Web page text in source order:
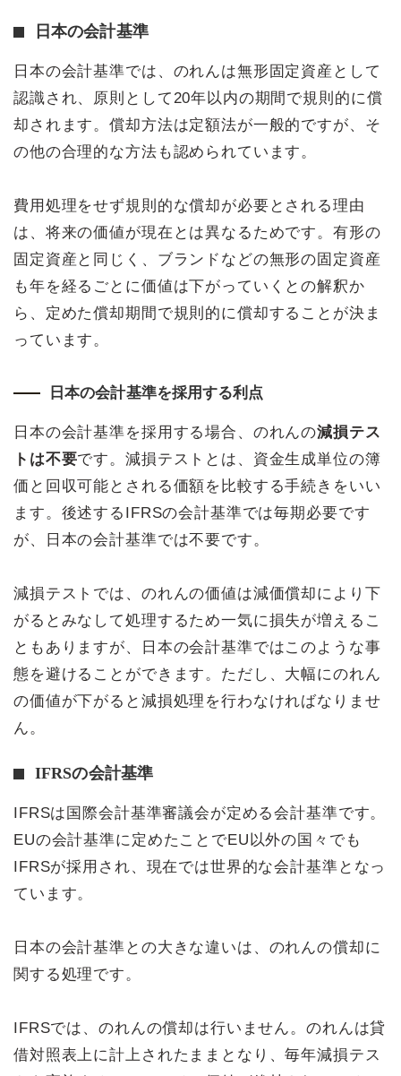
日本の会計基準
日本の会計基準では、のれんは無形固定資産として
認識され、原則として20年以内の期間で規則的に償
却されます。償却方法は定額法が一般的ですが、そ
の他の合理的な方法も認められています。
費用処理をせず規則的な償却が必要とされる理由
は、将来の価値が現在とは異なるためです。有形の
固定資産と同じく、ブランドなどの無形の固定資産
も年を経るごとに価値は下がっていくとの解釈か
ら、定めた償却期間で規則的に償却することが決ま
っています。
日本の会計基準を採用する利点
日本の会計基準を採用する場合、のれんの減損テス
トは不要です。減損テストとは、資金生成単位の簿
価と回収可能とされる価額を比較する手続きをいい
ます。後述するIFRSの会計基準では毎期必要です
が、日本の会計基準では不要です。
減損テストでは、のれんの価値は減価償却により下
がるとみなして処理するため一気に損失が増えるこ
ともありますが、日本の会計基準ではこのような事
態を避けることができます。ただし、大幅にのれん
の価値が下がると減損処理を行わなければなりませ
ん。
IFRSの会計基準
IFRSは国際会計基準審議会が定める会計基準です。
EUの会計基準に定めたことでEU以外の国々でも
IFRSが採用され、現在では世界的な会計基準となっ
ています。
日本の会計基準との大きな違いは、のれんの償却に
関する処理です。
IFRSでは、のれんの償却は行いません。のれんは貸
借対照表上に計上されたままとなり、毎年減損テス